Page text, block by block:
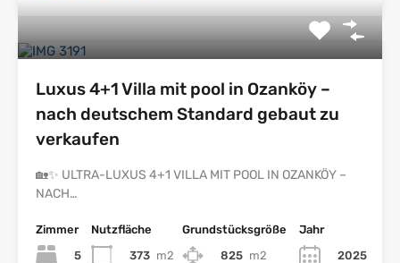
Luxus 4+1 Villa mit pool in Ozanköy –
nach deutschem Standard gebaut zu
verkaufen
🏡✨ ULTRA-LUXUS 4+1 VILLA MIT POOL IN OZANKÖY –
NACH…
Zimmer
5
Nutzfläche
373 m2
Grundstücksgröße
825 m2
Jahr
2025